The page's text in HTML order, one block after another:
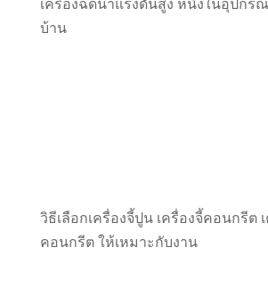
เครื่องฉีดน้ำแรงดันสูง หนึ่งในอุปกร
บ้าน
วิธีเลือกเครื่องจี้ปูน เครื่องจี้คอนกรีต
คอนกรีต ให้เหมาะกับงาน